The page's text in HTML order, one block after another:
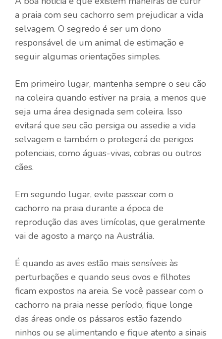
a praia com seu cachorro sem prejudicar a vida
selvagem. O segredo é ser um dono
responsável de um animal de estimação e
seguir algumas orientações simples.
Em primeiro lugar, mantenha sempre o seu cão
na coleira quando estiver na praia, a menos que
seja uma área designada sem coleira. Isso
evitará que seu cão persiga ou assedie a vida
selvagem e também o protegerá de perigos
potenciais, como águas-vivas, cobras ou outros
cães.
Em segundo lugar, evite passear com o
cachorro na praia durante a época de
reprodução das aves limícolas, que geralmente
vai de agosto a março na Austrália.
É quando as aves estão mais sensíveis às
perturbações e quando seus ovos e filhotes
ficam expostos na areia. Se você passear com o
cachorro na praia nesse período, fique longe
das áreas onde os pássaros estão fazendo
ninhos ou se alimentando e fique atento a sinais